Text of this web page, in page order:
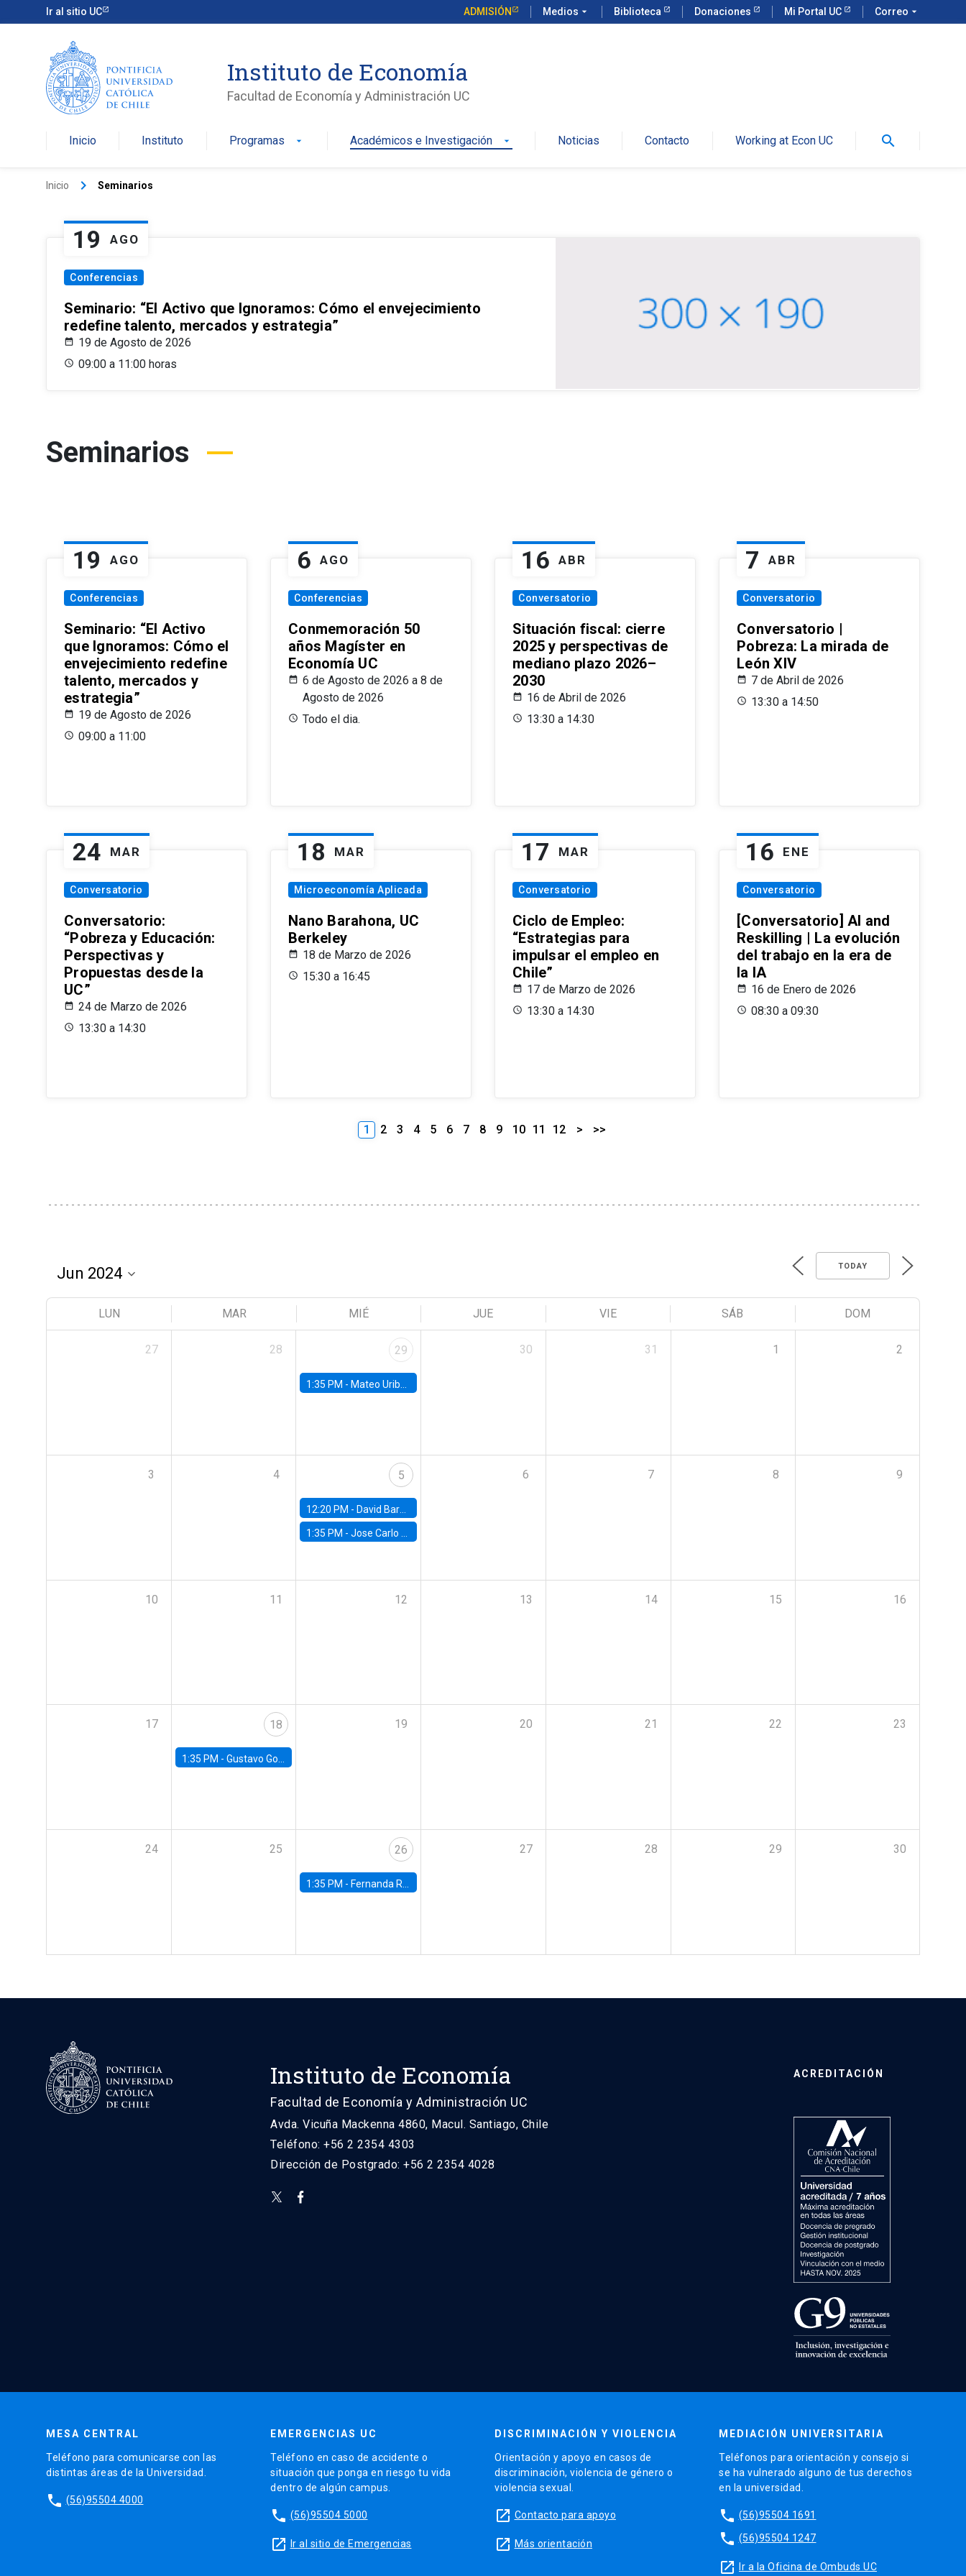
Ir al sitio UC ADMISIÓN Medios arrow_drop_down Biblioteca Donaciones Mi Portal UC Correo arrow_drop_down
Instituto de Economía
Facultad de Economía y Administración UC
Inicio Instituto Programas arrow_drop_down Académicos e Investigación arrow_drop_down Noticias Contacto Working at Econ UC search
Inicio keyboard_arrow_right Seminarios
19 AGO
Conferencias
Seminario: “El Activo que Ignoramos: Cómo el envejecimiento
redefine talento, mercados y estrategia”
19 de Agosto de 2026
09:00 a 11:00 horas
Seminarios
19 AGO
Conferencias
Seminario: “El Activo
que Ignoramos: Cómo el
envejecimiento redefine
talento, mercados y
estrategia”
19 de Agosto de 2026
09:00 a 11:00
6 AGO
Conferencias
Conmemoración 50
años Magíster en
Economía UC
6 de Agosto de 2026 a 8 de
Agosto de 2026
Todo el dia.
16 ABR
Conversatorio
Situación fiscal: cierre
2025 y perspectivas de
mediano plazo 2026–
2030
16 de Abril de 2026
13:30 a 14:30
7 ABR
Conversatorio
Conversatorio |
Pobreza: La mirada de
León XIV
7 de Abril de 2026
13:30 a 14:50
24 MAR
Conversatorio
Conversatorio:
“Pobreza y Educación:
Perspectivas y
Propuestas desde la
UC”
24 de Marzo de 2026
13:30 a 14:30
18 MAR
Microeconomía Aplicada
Nano Barahona, UC
Berkeley
18 de Marzo de 2026
15:30 a 16:45
17 MAR
Conversatorio
Ciclo de Empleo:
“Estrategias para
impulsar el empleo en
Chile”
17 de Marzo de 2026
13:30 a 14:30
16 ENE
Conversatorio
[Conversatorio] AI and
Reskilling | La evolución
del trabajo en la era de
la IA
16 de Enero de 2026
08:30 a 09:30
1 2 3 4 5 6 7 8 9 10 11 12 > >>
TODAY
LUN MAR MIÉ JUE VIE SÁB DOM
27 28 29
1:35 PM - Mateo Uribe-Castro, Universidad de los Andes (Colombia)
30 31 1 2
3 4 5
12:20 PM - David Bardey, Universidad de los Andes - CEDE
1:35 PM -Jose Carlo Bermudez, UC (ME) & World Bank
6 7 8 9
10 11 12 13 14 15 16
17 18
1:35 PM - Gustavo González, Banco Central de Chile
19 20 21 22 23
24 25 26
1:35 PM - Fernanda Rojas Ampuero, University of Wisconsin-Madison
27 28 29 30
Instituto de Economía
Facultad de Economía y Administración UC
Avda. Vicuña Mackenna 4860, Macul. Santiago, Chile
Teléfono: +56 2 2354 4303
Dirección de Postgrado: +56 2 2354 4028
ACREDITACIÓN
MESA CENTRAL
Teléfono para comunicarse con las
distintas áreas de la Universidad.
phone (56)95504 4000
EMERGENCIAS UC
Teléfono en caso de accidente o
situación que ponga en riesgo tu vida
dentro de algún campus.
phone (56)95504 5000
launch Ir al sitio de Emergencias
DISCRIMINACIÓN Y VIOLENCIA
Orientación y apoyo en casos de
discriminación, violencia de género o
violencia sexual.
launch Contacto para apoyo
launch Más orientación
MEDIACIÓN UNIVERSITARIA
Teléfonos para orientación y consejo si
se ha vulnerado alguno de tus derechos
en la universidad.
phone (56)95504 1691
phone (56)95504 1247
launch Ir a la Oficina de Ombuds UC